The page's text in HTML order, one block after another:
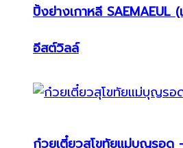
ปิ้งย่างเกาหลี SAEMAEUL
อีสต์วิลล์
ก๋วยเตี๋ยวสุโขทัยแม่บุญรอด